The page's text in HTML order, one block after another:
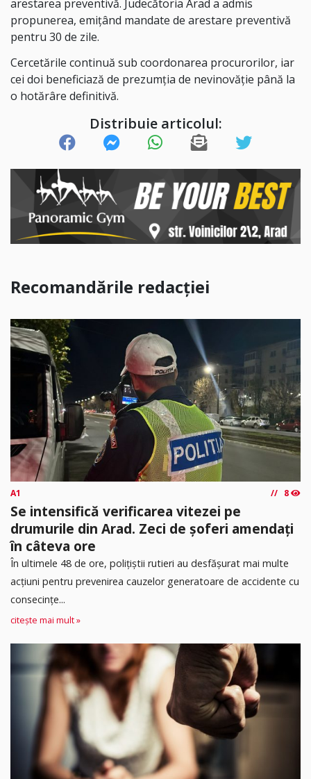
arestarea preventivă. Judecătoria Arad a admis
propunerea, emițând mandate de arestare preventivă
pentru 30 de zile.
Cercetările continuă sub coordonarea procurorilor, iar
cei doi beneficiază de prezumția de nevinovăție până la
o hotărâre definitivă.
Distribuie articolul:
Recomandările redacției
A1 8
Se intensifică verificarea vitezei pe
drumurile din Arad. Zeci de șoferi amendați
în câteva ore
În ultimele 48 de ore, polițiștii rutieri au desfășurat mai multe
acțiuni pentru prevenirea cauzelor generatoare de accidente cu
consecințe...
citește mai mult »